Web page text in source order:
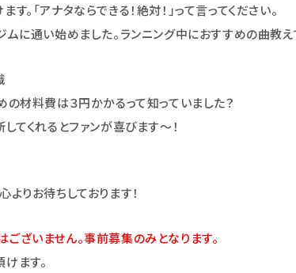
。「アナタならできる！絶対！」って言ってください。
ムに通い始めました。ランニング中におすすめの曲教え
の材料費は３円かかるって知っていました？
してくれるとファンが喜びます～！
よりお待ちしております！
ざいません。事前募集のみとなります。
ます。